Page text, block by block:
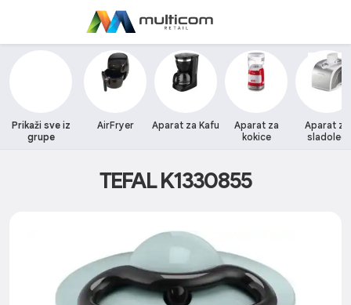
Prikaži sve iz
grupe
AirFryer Aparat za Kafu
Aparat za
kokice
Aparat za
sladoled
TEFAL K1330855